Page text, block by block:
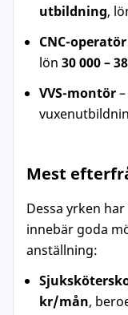
utbildning,
CNC-operatör
lön 30 000 –
VVS-montör
Mest
Dessa yrken
innebär goda
anställning:
kr/mån,